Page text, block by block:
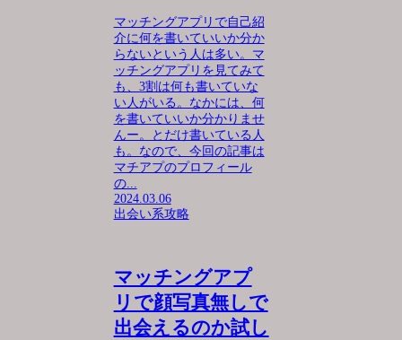
マッチングアプリで自己紹
介に何を書いていいか分か
らないという人は多い。マ
ッチングアプリを見てみて
も、3割は何も書いていな
い人がいる。なかには、何
を書いていいか分かりませ
んー。とだけ書いている人
も。なので、今回の記事は
マチアプのプロフィール
の...
2024.03.06
出会い系攻略
マッチングアプ
リで顔写真無しで
出会えるのか試し